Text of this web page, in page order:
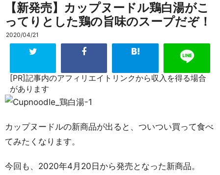
【新発売】カップヌードル鶏白湯がこ
ってりとした鶏の旨味のスープだぞ！
2020/04/21
[PR]記事内のアフィリエイトリンクから収入を得る場合
があります
カップヌードルの新商品が出ると、ついつい買って食べ
てみたくなります。
今回も、2020年4月20日から発売となった新商品。